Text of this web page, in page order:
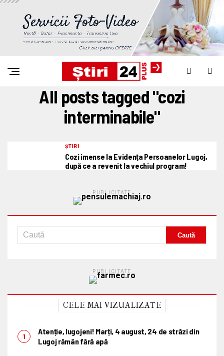
All posts tagged "cozi
interminabile"
ȘTIRI
Cozi imense la Evidența Persoanelor Lugoj,
după ce a revenit la vechiul program!
PUBLICITATE
PUBLICITATE
CELE MAI VIZUALIZATE
Atenție, lugojeni! Marți, 4 august, 24 de străzi din
Lugoj rămân fără apă